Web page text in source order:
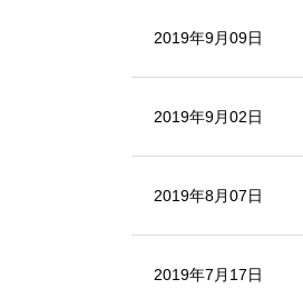
2019年9月09日
2019年9月02日
2019年8月07日
2019年7月17日